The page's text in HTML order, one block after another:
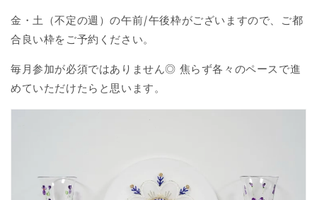
金・土（不定の週）の午前/午後枠がございますので、ご都
合良い枠をご予約ください。
毎月参加が必須ではありません◎ 焦らず各々のペースで進
めていただけたらと思います。